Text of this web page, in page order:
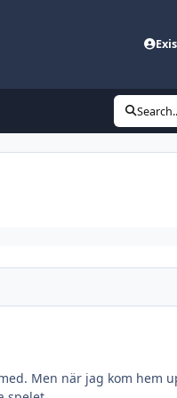
Men när jag kom hem